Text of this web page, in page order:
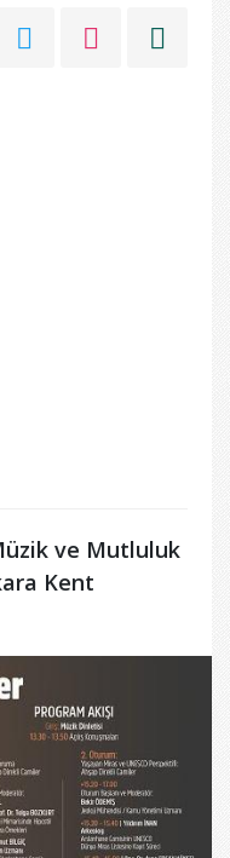
ve Mutluluk
Kent